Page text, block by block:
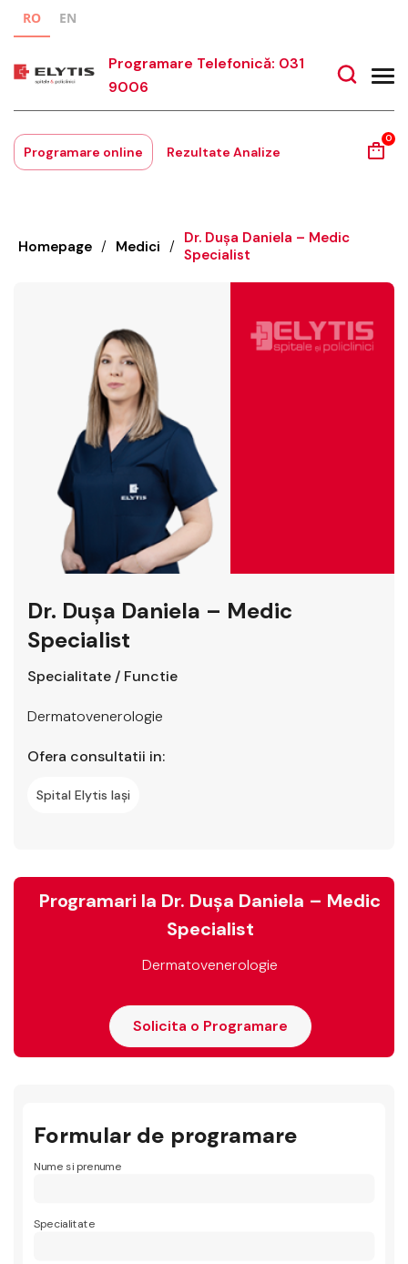
RO EN
Programare Telefonică: 031
9006
Programare online Rezultate Analize
0
Homepage / Medici / Dr. Dușa Daniela – Medic
Specialist
Dr. Dușa Daniela – Medic
Specialist
Specialitate / Functie
Dermatovenerologie
Ofera consultatii in:
Spital Elytis Iași
Programari la Dr. Dușa Daniela – Medic
Specialist
Dermatovenerologie
Solicita o Programare
Formular de programare
Nume si prenume
Specialitate